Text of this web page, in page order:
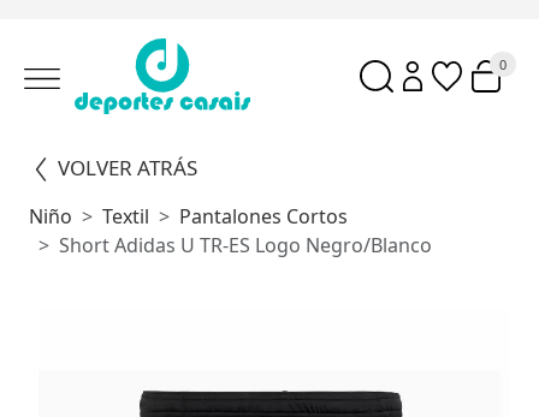
0
VOLVER ATRÁS
Niño Textil
Pantalones Cortos
Short Adidas U TR-ES Logo Negro/Blanco